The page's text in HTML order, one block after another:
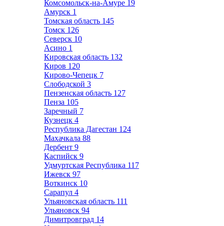
Комсомольск-на-Амуре 19
Амурск 1
Томская область 145
Томск 126
Северск 10
Асино 1
Кировская область 132
Киров 120
Кирово-Чепецк 7
Слободской 3
Пензенская область 127
Пенза 105
Заречный 7
Кузнецк 4
Республика Дагестан 124
Махачкала 88
Дербент 9
Каспийск 9
Удмуртская Республика 117
Ижевск 97
Воткинск 10
Сарапул 4
Ульяновская область 111
Ульяновск 94
Димитровград 14